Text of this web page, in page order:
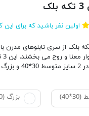
اولین نفر باشید که برای این
پازلی 3 تکه بلک از سری
بزرگ (60*40) [+1,560,000 تومان]